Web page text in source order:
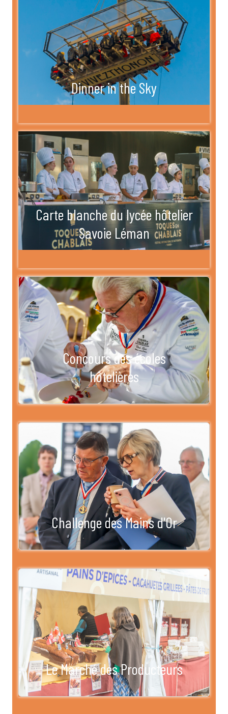
Dinner in the Sky
Carte blanche du lycée hôtelier
Savoie Léman
Concours des écoles
hôtelières
Challenge des Mains d'Or
Le Marché des Producteurs